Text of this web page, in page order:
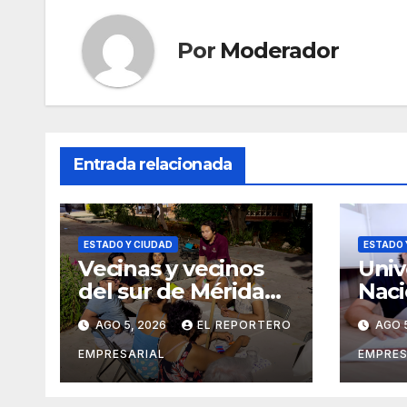
Por Moderador
Entrada relacionada
ESTADO Y CIUDAD
Vecinas y vecinos
del sur de Mérida
impulsan la
recuperación de
espacios
comunitarios
AGO 5, 2026 EL REPORTERO
EMPRESARIAL
ESTADO
AGO